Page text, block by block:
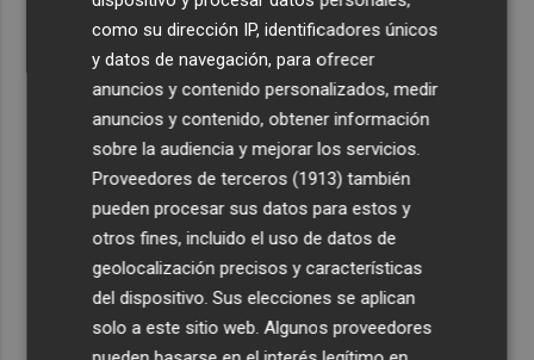
El once del Valencia CF para el último Trofeu Taronja de
Mestalla
Aemet prevé peligro de incendios "muy alto" o
"extremo" en la mayor parte de la Península y Baleares
el día del eclipse
Company: “Estamos comenzando a ver el equipo que
queremos ver en la Liga”
Ocho helicópteros, un avión y más de 100 brigadas se
movilizan en Moratalla por un incendio forestal
como su dirección IP, identificadores únicos
y datos de navegación, para ofrecer
anuncios y contenido personalizados, medir
anuncios y contenido, obtener información
sobre la audiencia y mejorar los servicios.
Proveedores de terceros (1913) también
pueden procesar sus datos para estos y
otros fines, incluido el uso de datos de
geolocalización precisos y características
del dispositivo. Sus elecciones se aplican
solo a este sitio web. Algunos proveedores